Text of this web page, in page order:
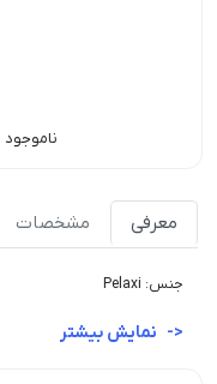
ناموجود
معرفی مشخصات
جنس: Pelaxi